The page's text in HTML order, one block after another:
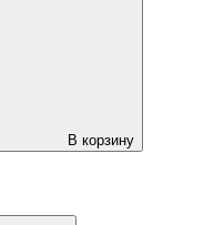
В корзину